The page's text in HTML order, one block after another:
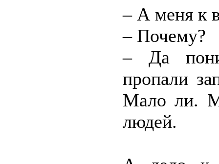
– А меня к
– Почему?
– Да
пропали
Мало ли.
людей.